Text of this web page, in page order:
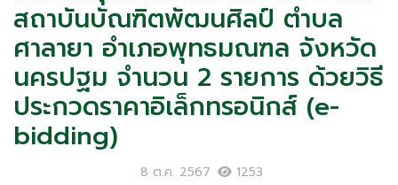
สถาบันบัณฑิตพัฒนศิลป์ ตำบล
ศาลายา อำเภอพุทธมณฑล จังหวัด
นครปฐม จำนวน 2 รายการ ด้วยวิธี
ประกวดราคาอิเล็กทรอนิกส์ (e-
bidding)
8 ต.ค. 2567 1253